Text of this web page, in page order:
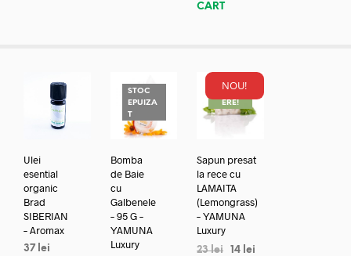
CART
Ulei
esential
organic
Brad
SIBERIAN
– Aromax
37 lei
STOC
EPUIZA
T
Bomba
de Baie
cu
Galbenele
– 95 G –
YAMUNA
Luxury
NOU!
REDUC
ERE!
Sapun presat
la rece cu
LAMAITA
(Lemongrass)
– YAMUNA
Luxury
23lei 14 lei